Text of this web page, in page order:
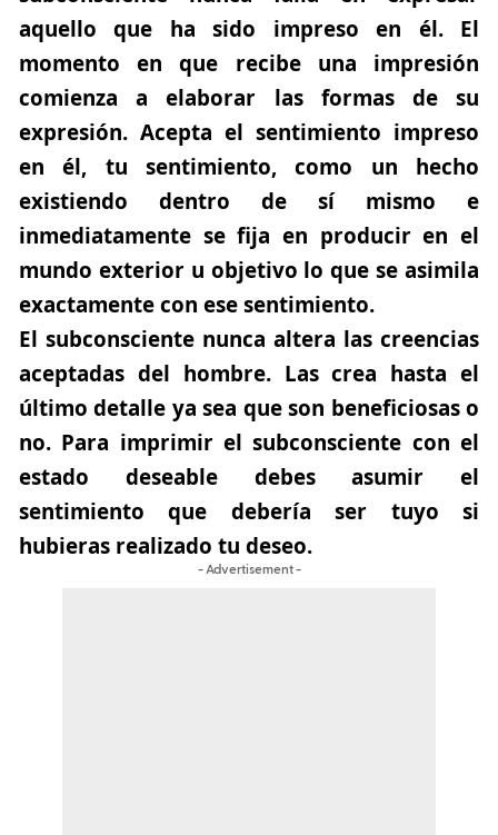
aquello que ha sido impreso en él. El
momento en que recibe una impresión
comienza a elaborar las formas de su
expresión. Acepta el sentimiento impreso
en él, tu sentimiento, como un hecho
existiendo dentro de sí mismo e
inmediatamente se fija en producir en el
mundo exterior u objetivo lo que se asimila
exactamente con ese sentimiento.
El subconsciente nunca altera las creencias
aceptadas del hombre. Las crea hasta el
último detalle ya sea que son beneficiosas o
no. Para imprimir el subconsciente con el
estado deseable debes asumir el
sentimiento que debería ser tuyo si
hubieras realizado tu deseo.
- Advertisement -